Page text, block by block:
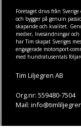
Företaget drivs från
och bygger på genuin
skapande och kvalitet.
medier, livesändningar och
har Tim skapat Sveriges
engagerade motorsport-
med hundratusentals
Tim Liljegren AB
Org.nr: 559480-7504
Mail: